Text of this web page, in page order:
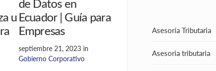
u
de Datos en
Ecuador | Guía para
Empresas
septiembre 21, 2023in
Gobierno Corporativo
Asesoría Tributaria
Asesoria tributaria